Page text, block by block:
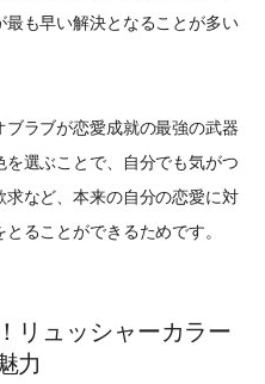
も早い解決となることが多い
ラブが恋愛成就の最強の武器
選ぶことで、自分でも気がつ
など、本来の自分の恋愛に対
ることができるためです。
リュッシャーカラー
力